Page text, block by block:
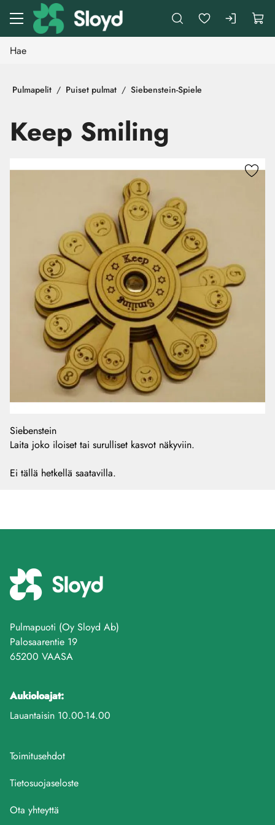
Siirry pääsisältöön
Pulmapelit Puiset pulmat Siebenstein-Spiele
Keep Smiling
Siebenstein
Laita joko iloiset tai surulliset kasvot näkyviin.
Ei tällä hetkellä saatavilla.
Pulmapuoti (Oy Sloyd Ab)
Palosaarentie 19
65200 VAASA
Aukioloajat:
Lauantaisin 10.00-14.00
Toimitusehdot
Tietosuojaseloste
Ota yhteyttä